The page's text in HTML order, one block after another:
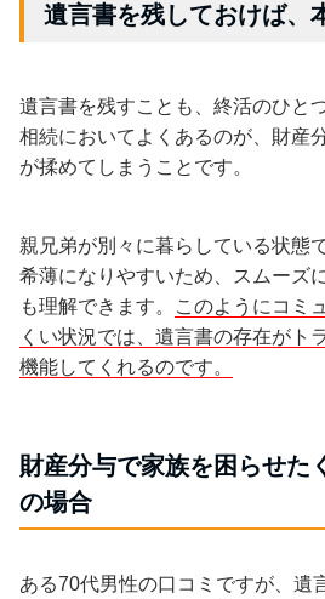
遺言書を残しておけば、
遺言書を残すことも、終活のひと
相続においてよくあるのが、財産
が揉めてしまうことです。
親兄弟が別々に暮らしている状態
希薄になりやすいため、スムーズ
も理解できます。
このようにコミ
くい状況では、遺言書の存在がト
機能してくれるのです。
財産分与で家族を困らせた
の場合
ある70代男性の口コミですが、遺